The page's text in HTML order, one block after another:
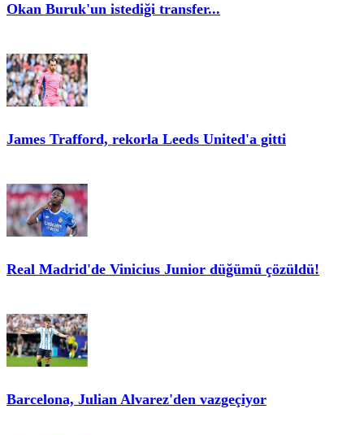
Okan Buruk'un istediği transfer...
James Trafford, rekorla Leeds United'a gitti
Real Madrid'de Vinicius Junior düğümü çözüldü!
Barcelona, Julian Alvarez'den vazgeçiyor